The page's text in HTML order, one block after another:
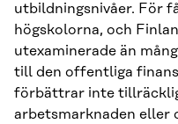
utbildningsnivåer. För
högskolorna, och
utexaminerade än
till den offentliga
förbättrar inte
arbetsmarknaden eller